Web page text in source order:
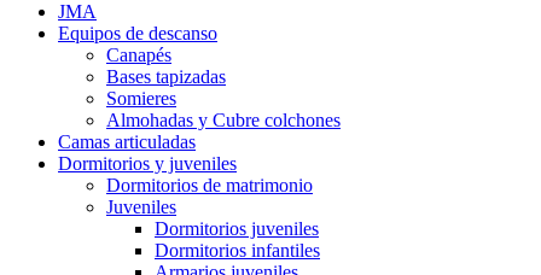
JMA
Equipos de descanso
Canapés
Bases tapizadas
Somieres
Almohadas y Cubre colchones
Camas articuladas
Dormitorios y juveniles
Dormitorios de matrimonio
Juveniles
Dormitorios juveniles
Dormitorios infantiles